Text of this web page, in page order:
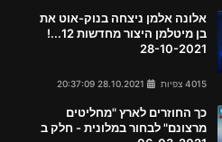
אלונה אלמן ניצחה בנוק-אוט את
בן מיטלמן היצור מחדשות 12...!
28-10-2021
4015 צפיות
כך החוזרים לארץ "מחליטים
מרצונם" לבחור במלונית - חלק ב